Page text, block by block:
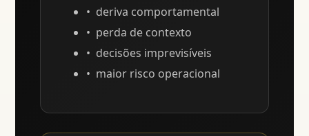
deriva comportamental
perda de contexto
decisões imprevisíveis
maior risco operacional